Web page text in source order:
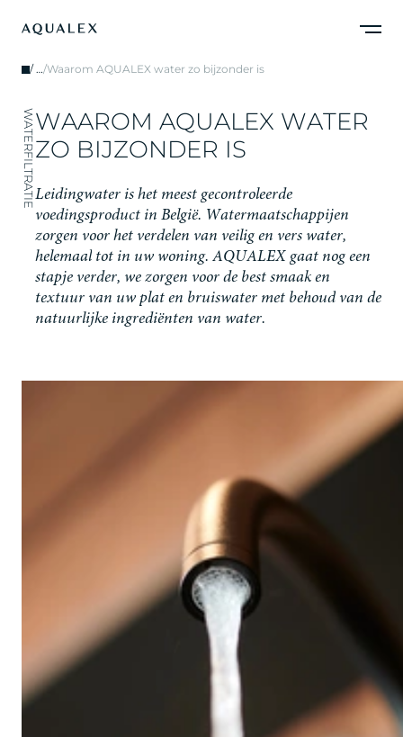
/ …/Waarom AQUALEX water zo bijzonder is
WATERFILTRATIEWAAROM AQUALEX WATER
ZO BIJZONDER IS
Leidingwater is het meest gecontroleerde
voedingsproduct in België. Watermaatschappijen
zorgen voor het verdelen van veilig en vers water,
helemaal tot in uw woning. AQUALEX gaat nog een
stapje verder, we zorgen voor de best smaak en
textuur van uw plat en bruiswater met behoud van de
natuurlijke ingrediënten van water.